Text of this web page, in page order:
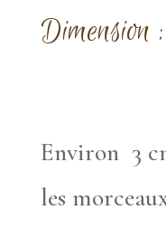
Dimension :
Environ 3
les